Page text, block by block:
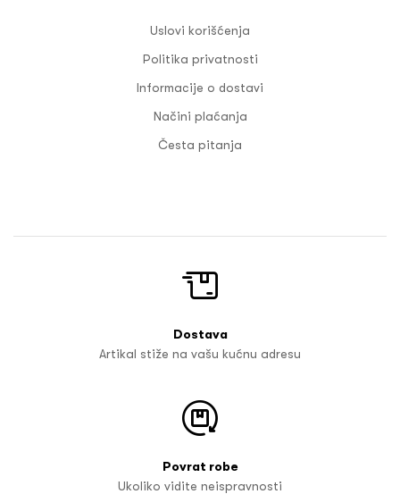
Uslovi korišćenja
Politika privatnosti
Informacije o dostavi
Načini plaćanja
Česta pitanja
Dostava
Artikal stiže na vašu kućnu adresu
Povrat robe
Ukoliko vidite neispravnosti